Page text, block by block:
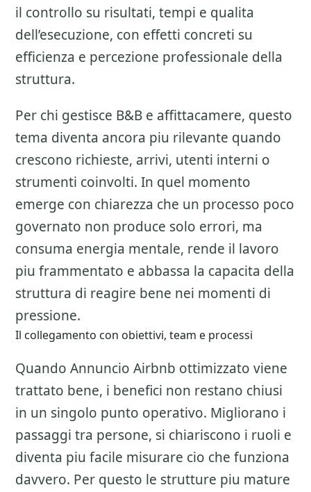
il controllo su risultati, tempi e qualita
dell’esecuzione, con effetti concreti su
efficienza e percezione professionale della
struttura.
Per chi gestisce B&B e affittacamere, questo
tema diventa ancora piu rilevante quando
crescono richieste, arrivi, utenti interni o
strumenti coinvolti. In quel momento
emerge con chiarezza che un processo poco
governato non produce solo errori, ma
consuma energia mentale, rende il lavoro
piu frammentato e abbassa la capacita della
struttura di reagire bene nei momenti di
pressione.
Il collegamento con obiettivi, team e processi
Quando Annuncio Airbnb ottimizzato viene
trattato bene, i benefici non restano chiusi
in un singolo punto operativo. Migliorano i
passaggi tra persone, si chiariscono i ruoli e
diventa piu facile misurare cio che funziona
davvero. Per questo le strutture piu mature